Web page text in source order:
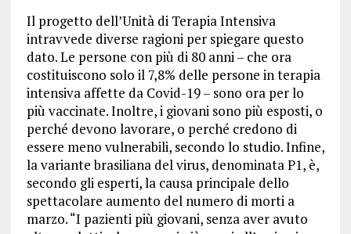
Il progetto dell’Unità di Terapia Intensiva
intravvede diverse ragioni per spiegare questo
dato. Le persone con più di 80 anni – che ora
costituiscono solo il 7,8% delle persone in terapia
intensiva affette da Covid-19 – sono ora per lo
più vaccinate. Inoltre, i giovani sono più esposti, o
perché devono lavorare, o perché credono di
essere meno vulnerabili, secondo lo studio. Infine,
la variante brasiliana del virus, denominata P1, è,
secondo gli esperti, la causa principale dello
spettacolare aumento del numero di morti a
marzo. “I pazienti più giovani, senza aver avuto